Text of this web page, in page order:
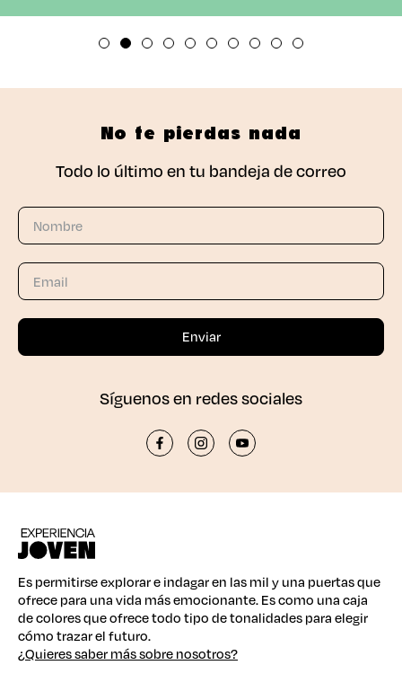
No te pierdas nada
Todo lo último en tu bandeja de correo
Síguenos en redes sociales
Es permitirse explorar e indagar en las mil y una puertas que
ofrece para una vida más emocionante. Es como una caja
de colores que ofrece todo tipo de tonalidades para elegir
cómo trazar el futuro.
¿Quieres saber más sobre nosotros?